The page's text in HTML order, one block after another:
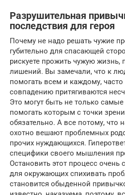
Разрушительная
последствия для героя
Почему не надо решать чужие
губительно для спасающей
рискуете прожить чужую жизнь,
лишений. Вы замечали, что к
помогать всем и каждому,
совпадению притягиваются
Это могут быть не только самые
помогать которым с точки
обязательно. А все потому, что
охотно вешают проблемных
прочих нуждающихся.
специфики своего мышления
Остановить этот процесс
для окружающих спихивать
становится обыденной